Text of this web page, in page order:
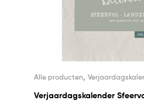
Alle producten,
Verjaardagskalender